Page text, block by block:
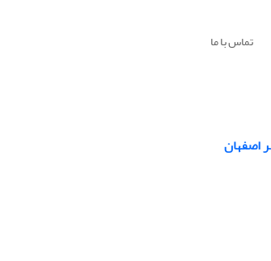
تماس با ما
اصفهان